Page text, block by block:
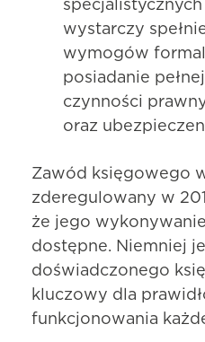
wystarczy
wymogów
posiadanie
czynności
oraz
Zawód księgowego
zderegulowany w
że jego
dostępne. Niemniej
doświadczonego
kluczowy dla
funkcjonowania